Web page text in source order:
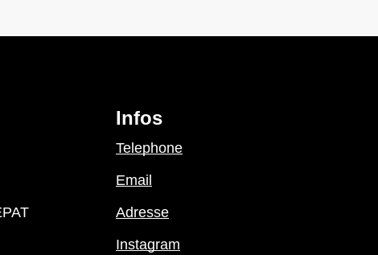
Infos
Telephone
Email
Adresse
Instagram